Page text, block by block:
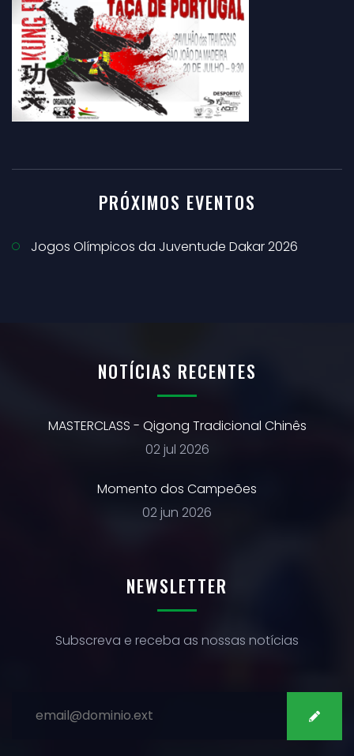
PRÓXIMOS EVENTOS
Jogos Olímpicos da Juventude Dakar 2026
NOTÍCIAS RECENTES
MASTERCLASS - Qigong Tradicional Chinês
02 jul 2026
Momento dos Campeões
02 jun 2026
NEWSLETTER
Subscreva e receba as nossas notícias